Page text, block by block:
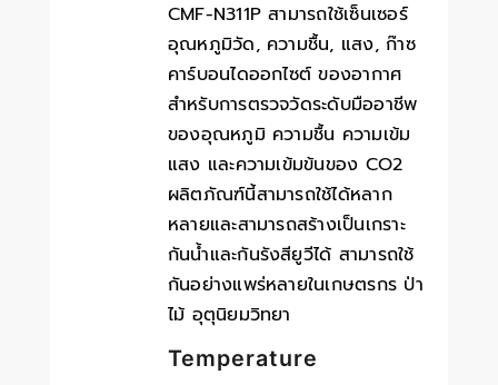
CMF-N311P สามารถใช้เซ็นเซอร์
อุณหภูมิวัด, ความชื้น, แสง, ก๊าซ
คาร์บอนไดออกไซต์ ของอากาศ
สำหรับการตรวจวัดระดับมืออาชีพ
ของอุณหภูมิ ความชื้น ความเข้ม
แสง และความเข้มข้นของ CO2
ผลิตภัณฑ์นี้สามารถใช้ได้หลาก
หลายและสามารถสร้างเป็นเกราะ
กันน้ำและกันรังสียูวีได้ สามารถใช้
กันอย่างแพร่หลายในเกษตรกร ป่า
ไม้ อุตุนิยมวิทยา
Temperature